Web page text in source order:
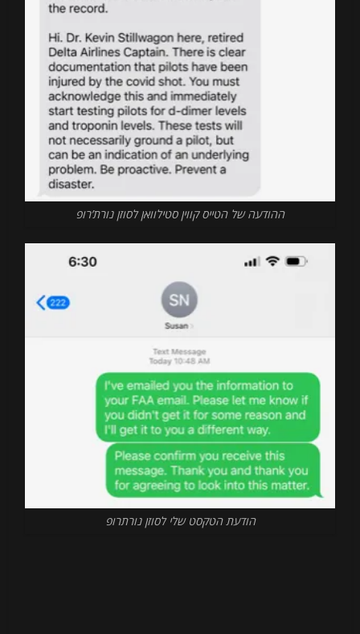
ההודעה של הטייס קווין סטילוואן לסוזן נורת’רופ
הודעת הטקסט שלי לסוזן נורתרופ